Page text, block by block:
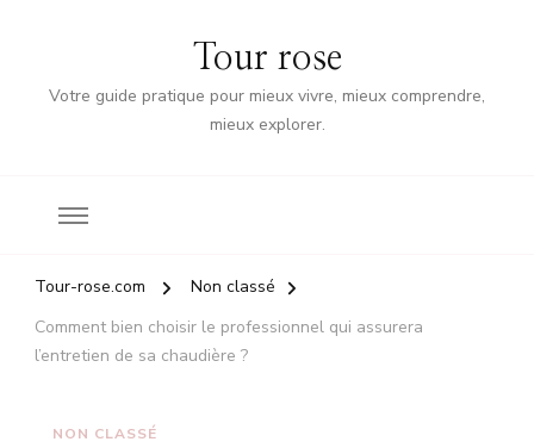
Tour rose
Votre guide pratique pour mieux vivre, mieux comprendre,
mieux explorer.
Tour-rose.com
Non classé
Comment bien choisir le professionnel qui assurera
l’entretien de sa chaudière ?
NON CLASSÉ